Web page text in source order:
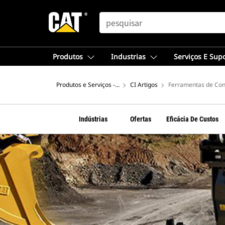
SEARCH
Produtos Industrias Serviços E
Produtos e Serviços - América do Sul
CI Artigos Ferramentas de
Indústrias Ofertas Eficácia De Custos